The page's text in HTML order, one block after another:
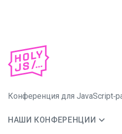
Конференция для
НАШИ КОНФЕРЕНЦИИ